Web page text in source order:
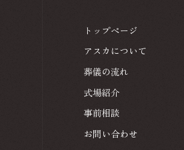
トップページ
トップページ
アスカについて
アスカについて
葬儀の流れ
葬儀の流れ
式場紹介
式場紹介
事前相談
事前相談
お問い合わせ